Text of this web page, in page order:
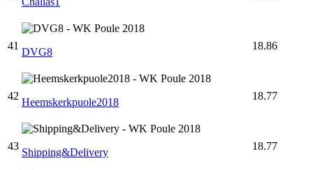
41
DVG8
18.86
42
Heemskerkpuole2018
18.77
43
Shipping&Delivery
18.77